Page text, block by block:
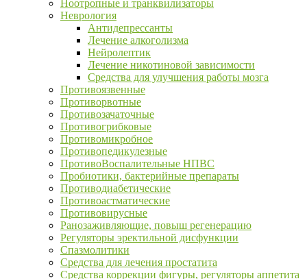
Ноотропные и транквилизаторы
Неврология
Антидепрессанты
Лечение алкоголизма
Нейролептик
Лечение никотиновой зависимости
Средства для улучшения работы мозга
Противоязвенные
Противорвотные
Противозачаточные
Противогрибковые
Противомикробное
Противопедикулезные
ПротивоВоспалительные НПВС
Пробиотики, бактерийные препараты
Противодиабетические
Противоастматические
Противовирусные
Ранозаживляющие, повыш регенерацию
Регуляторы эректильной дисфункции
Спазмолитики
Средства для лечения простатита
Средства коррекции фигуры, регуляторы аппетита